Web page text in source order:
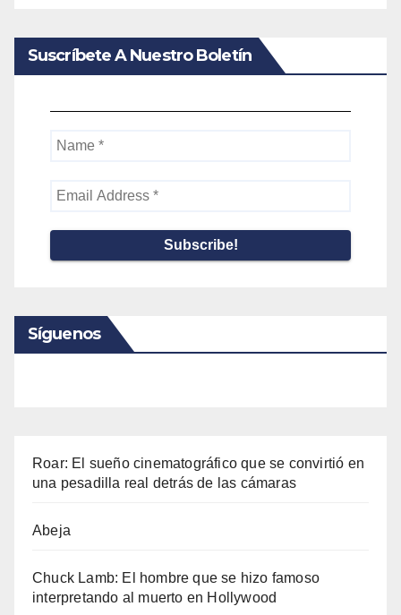
Suscríbete A Nuestro Boletín
Name
Email
*
Síguenos
Roar: El sueño cinematográfico que se convirtió en
una pesadilla real detrás de las cámaras
Abeja
Chuck Lamb: El hombre que se hizo famoso
interpretando al muerto en Hollywood